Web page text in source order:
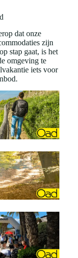
dat onze
zijn
stap gaat, is het
omgeving te
iets voor